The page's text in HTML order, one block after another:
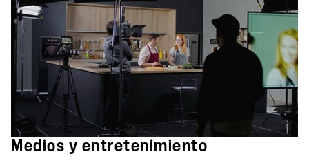
Medios y entretenimiento